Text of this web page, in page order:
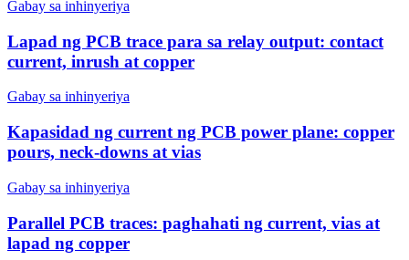
Gabay sa inhinyeriya
Lapad ng PCB trace para sa relay output: contact
current, inrush at copper
Gabay sa inhinyeriya
Kapasidad ng current ng PCB power plane: copper
pours, neck-downs at vias
Gabay sa inhinyeriya
Parallel PCB traces: paghahati ng current, vias at
lapad ng copper